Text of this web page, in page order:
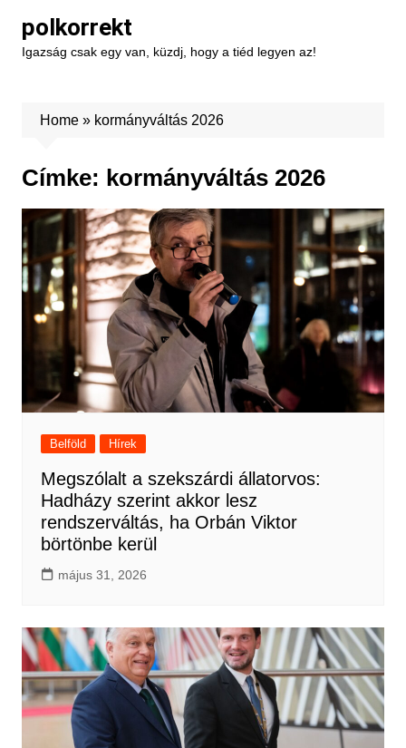
content
polkorrekt
Igazság csak egy van, küzdj, hogy a tiéd legyen az!
Home» kormányváltás 2026
Címke: kormányváltás 2026
Belföld Hírek
Megszólalt a szekszárdi állatorvos:
Hadházy szerint akkor lesz
rendszerváltás, ha Orbán Viktor
börtönbe kerül
május 31, 2026